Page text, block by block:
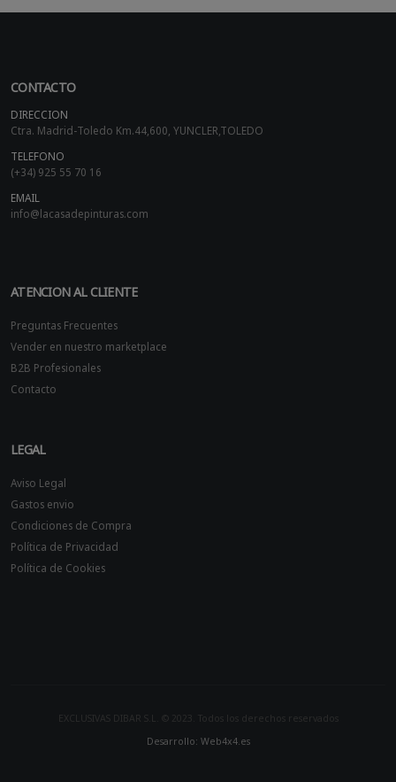
CONTACTO
DIRECCION
Ctra. Madrid-Toledo Km.44,600, YUNCLER,TOLEDO
TELEFONO
(+34) 925 55 70 16
EMAIL
info@lacasadepinturas.com
ATENCION AL CLIENTE
Preguntas Frecuentes
Vender en nuestro marketplace
B2B Profesionales
Contacto
LEGAL
Aviso Legal
Gastos envio
Condiciones de Compra
Política de Privacidad
Política de Cookies
EXCLUSIVAS DIBAR S.L. © 2023. Todos los derechos reservados
Desarrollo: Web4x4.es